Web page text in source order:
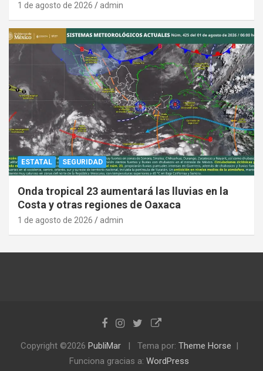
1 de agosto de 2026 admin
ESTATAL SEGURIDAD
Onda tropical 23 aumentará las lluvias en la
Costa y otras regiones de Oaxaca
1 de agosto de 2026 admin
Copyright ©2026 PubliMar Tema por: Theme Horse
Funciona gracias a: WordPress